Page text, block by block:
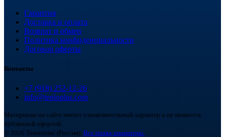
Гарантия
Доставка и оплата
Возврат и обмен
Политика конфиденциальности
Договор оферты
Контакты
+7 (918) 252-12-26
info@teploplas.com
Материалы на сайте имеют ознакомительный характер и не являются
публичной офертой.
© 2026 Теплоплас (Россия). Все права защищены.